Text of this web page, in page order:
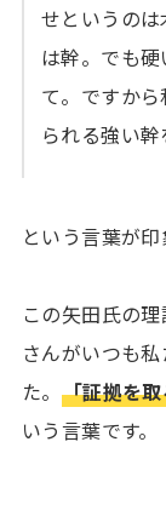
せというの
は幹。でも
て。ですか
られる強い幹
という言葉が印
この矢田氏の
さんがいつも
た。 「証拠を
いう言葉です。